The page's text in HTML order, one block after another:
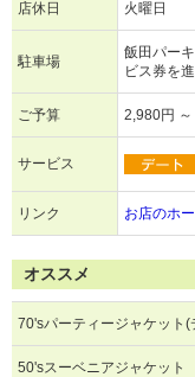
店休日 火曜日
駐車場
飯田パー
ビス券を
ご予算 2,980円 ～
サービス
リンク お店のホ
オススメ
70'sパーティージャケット
50'sスーベニアジャケット